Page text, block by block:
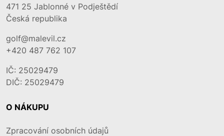
471 25 Jablonné v Podještědí
Česká republika
golf@malevil.cz
+420 487 762 107
IČ: 25029479
DIČ: 25029479
O NÁKUPU
Zpracování osobních údajů